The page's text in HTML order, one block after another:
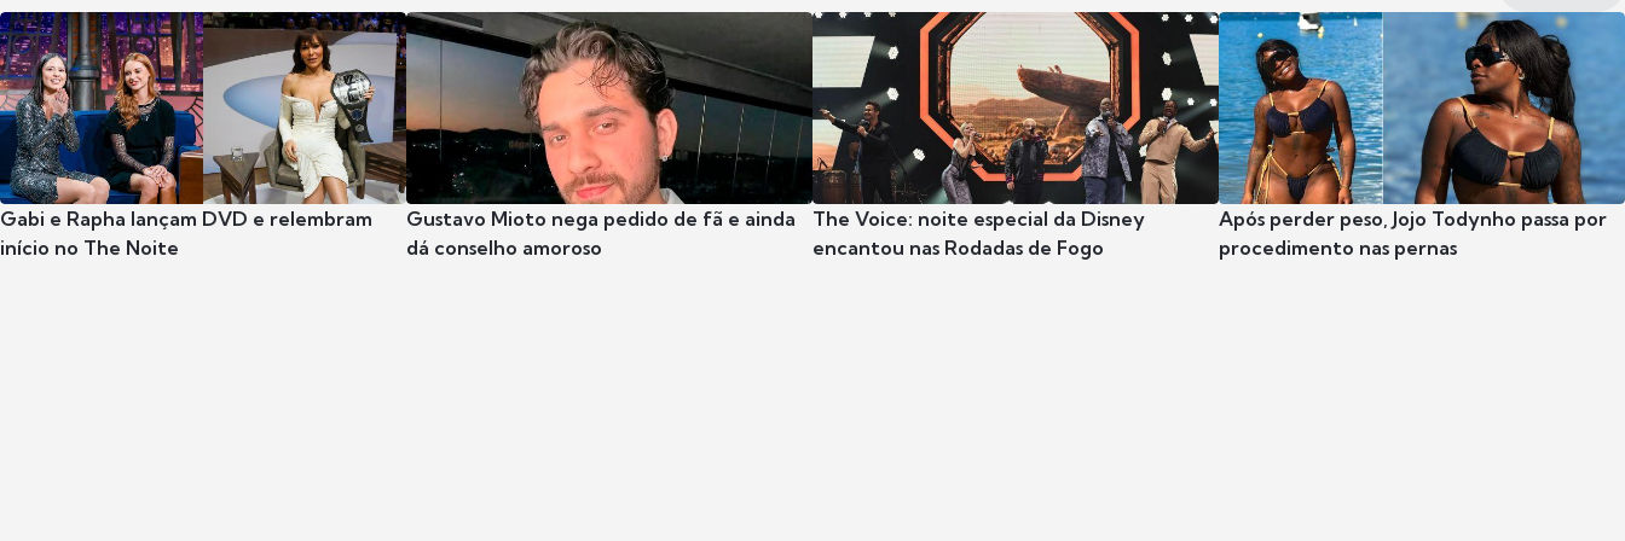
Gabi e Rapha lançam DVD e relembram
início no The Noite
Gustavo Mioto nega pedido de fã e ainda
dá conselho amoroso
The Voice: noite especial da Disney
encantou nas Rodadas de Fogo
Após perder peso, Jojo Todynho passa por
procedimento nas pernas